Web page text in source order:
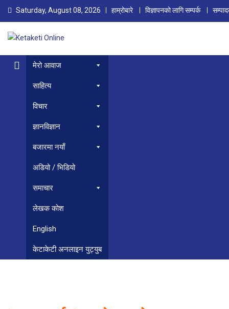
content
Saturday, August 08, 2026 हाम्रोबारे विज्ञापनको लागि सम्पर्क
Ketaketi Online
मेरो आवाज
साहित्य
विचार
ज्ञानविज्ञान
बजारमा नयाँ
अडियो / भिडियो
समाचार
लेखक कोश
English
केटाकेटी अनलाइन युट्युब